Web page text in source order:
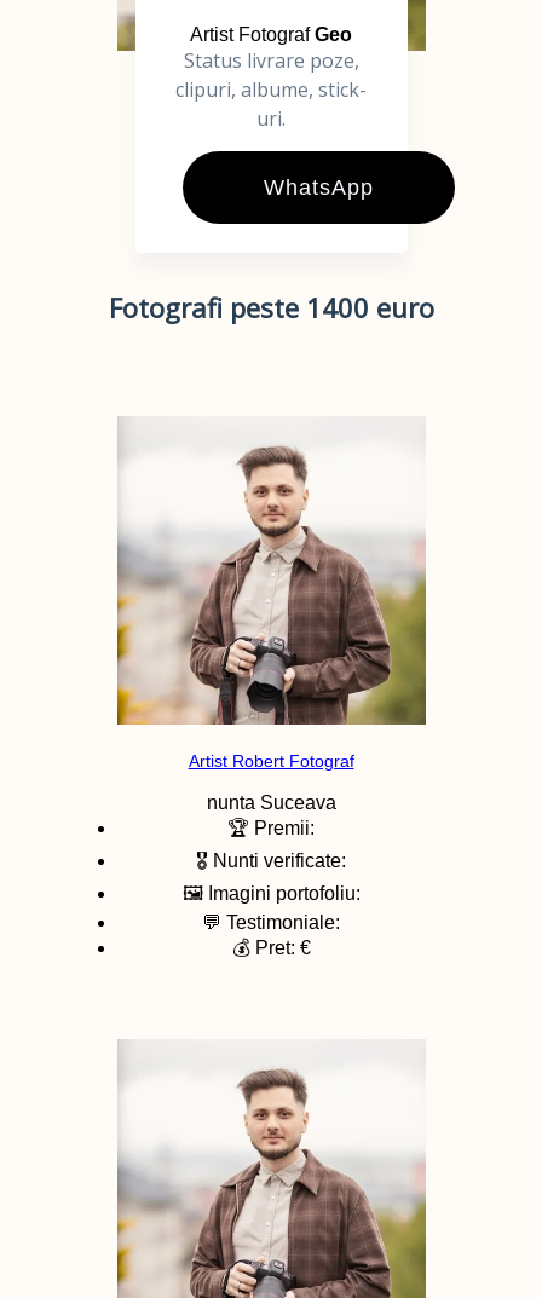
Artist FotografGeo
Status livrare poze,
clipuri, albume, stick-
uri.
WhatsApp
Fotografi peste 1400 euro
Artist Robert Fotograf
nunta Suceava
🏆 Premii:
🎖️ Nunti verificate:
🖼️ Imagini portofoliu:
💬 Testimoniale:
💰 Pret: €